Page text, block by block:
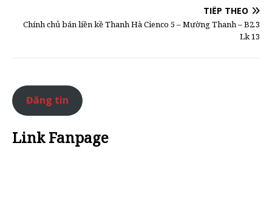
TIẾP THEO
Chính chủ bán liền kề Thanh Hà Cienco 5 – Mường Thanh – B2.3
Lk 13
Đăng tin
Link Fanpage